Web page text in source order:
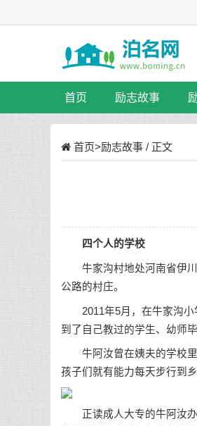
首页 励志故事
首页>励志故事 / 正文
四个人的学校
牛家沟村地处河南省伊川
公路的村庄。
2011年5月，在牛家沟小
到了自己教过的学生、幼师
牛阿汝曾在姨夫的学校里
孩子们就有能力每天步行到
正读成人大专的牛阿汝办